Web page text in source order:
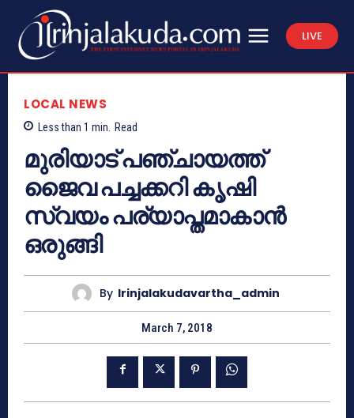
LIVE
LOCAL NEWS
Less than 1 min. Read
മുരിയാട് പഞ്ചായത്ത്
ജൈവ പച്ചക്കറി കൃഷി
സ്വയം പര്യാപ്തമാകാന്‍
ഒരുങ്ങി
By Irinjalakudavartha_admin
March 7, 2018